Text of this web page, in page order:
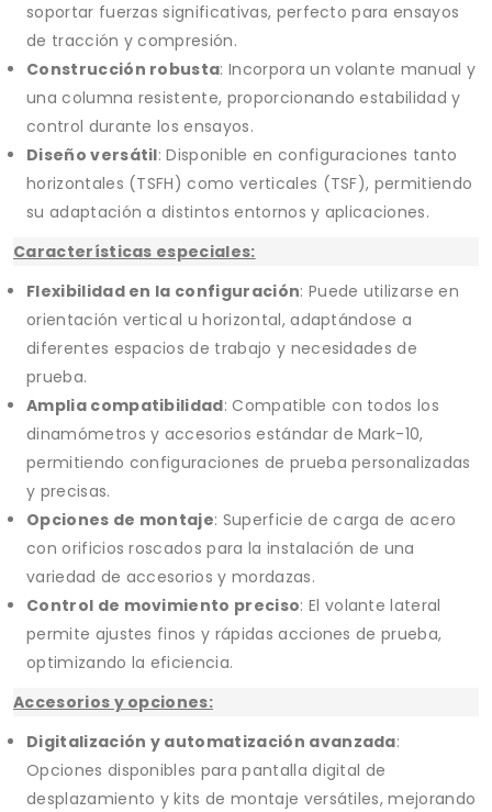
soportar fuerzas significativas, perfecto para ensayos
de tracción y compresión.
Construcción robusta: Incorpora un volante manual y
una columna resistente, proporcionando estabilidad y
control durante los ensayos.
Diseño versátil: Disponible en configuraciones tanto
horizontales (TSFH) como verticales (TSF), permitiendo
su adaptación a distintos entornos y aplicaciones.
Características especiales:
Flexibilidad en la configuración: Puede utilizarse en
orientación vertical u horizontal, adaptándose a
diferentes espacios de trabajo y necesidades de
prueba.
Amplia compatibilidad: Compatible con todos los
dinamómetros y accesorios estándar de Mark-10,
permitiendo configuraciones de prueba personalizadas
y precisas.
Opciones de montaje: Superficie de carga de acero
con orificios roscados para la instalación de una
variedad de accesorios y mordazas.
Control de movimiento preciso: El volante lateral
permite ajustes finos y rápidas acciones de prueba,
optimizando la eficiencia.
Accesorios y opciones:
Digitalización y automatización avanzada:
Opciones disponibles para pantalla digital de
desplazamiento y kits de montaje versátiles, mejorando